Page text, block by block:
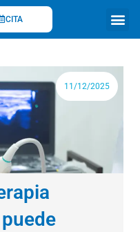
CITA
11/12/2025